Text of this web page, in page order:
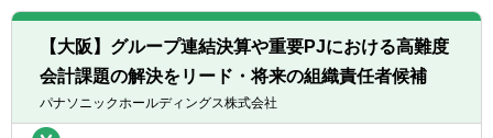
【Want要件】
■急成長環境や上場企業でのコーポレート業
務経験
■経営陣へのレポーティングまたは提案経験
■マネジメントもしくはリーダー経験(人数規
案
■経営管理指標・KPI体系の設計と運用
・重要KPIの定義・可視化・モニタリングの
仕組み構築
・経営管理の高度化に向けた分析・改善
【大阪】グループ連結決算や重要PJにおける高難度
会計課題の解決をリード・将来の組織責任者候補
パナソニックホールディングス株式会社